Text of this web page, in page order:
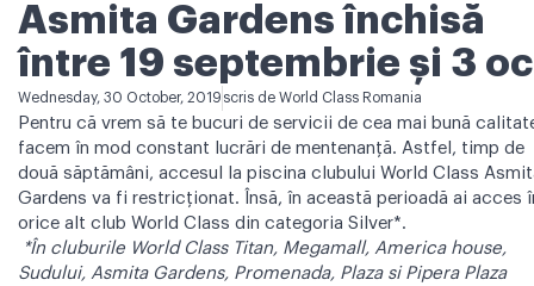
Asmita Gardens închisă
între 19 septembrie şi 3
Wednesday, 30 October, 2019 scris de World Class Romania
Pentru că vrem să te bucuri de servicii de cea mai bună
facem în mod constant lucrări de mentenanță. Astfel, timp de
două săptămâni, accesul la piscina clubului World Class
Gardens va fi restricționat. Însă, în această perioadă ai acces
orice alt club World Class din categoria Silver*.
*În cluburile World Class Titan, Megamall, America house,
Sudului, Asmita Gardens, Promenada, Plaza si Pipera Plaza